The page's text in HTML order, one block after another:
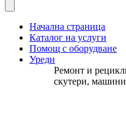
Начална страница
Каталог на услуги
Помощ с оборудване
Уреди
Ремонт и
скутери,